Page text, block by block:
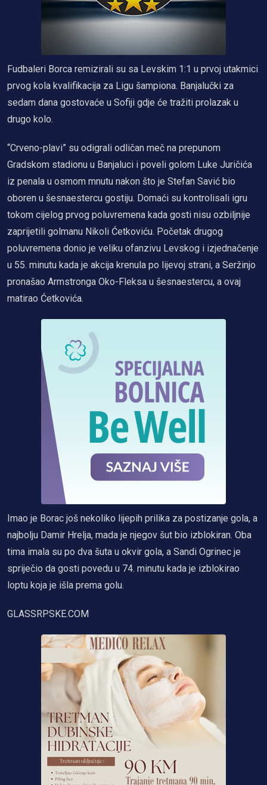
Fudbaleri Borca remizirali su sa Levskim 1:1 u prvoj utakmici
prvog kola kvalifikacija za Ligu šampiona. Banjalučki za
sedam dana gostovaće u Sofiji gdje će tražiti prolazak u
drugo kolo.
“Crveno-plavi” su odigrali odličan meč na prepunom
Gradskom stadionu u Banjaluci i poveli golom Luke Juričića
iz penala u osmom mnutu nakon što je Stefan Savić bio
oboren u šesnaestercu gostiju. Domaći su kontrolisali igru
tokom cijelog prvog poluvremena kada gosti nisu ozbiljnije
zaprijetili golmanu Nikoli Ćetkoviću. Početak drugog
poluvremena donio je veliku ofanzivu Levskog i izjednačenje
u 55. minutu kada je akcija krenula po lijevoj strani, a Seržinjo
pronašao Armstronga Oko-Fleksa u šesnaestercu, a ovaj
matirao Ćetkovića.
Imao je Borac još nekoliko lijepih prilika za postizanje gola, a
najbolju Damir Hrelja, mada je njegov šut bio izblokiran. Oba
tima imala su po dva šuta u okvir gola, a Sandi Ogrinec je
spriječio da gosti povedu u 74. minutu kada je izblokirao
loptu koja je išla prema golu.
GLASSRPSKE.COM